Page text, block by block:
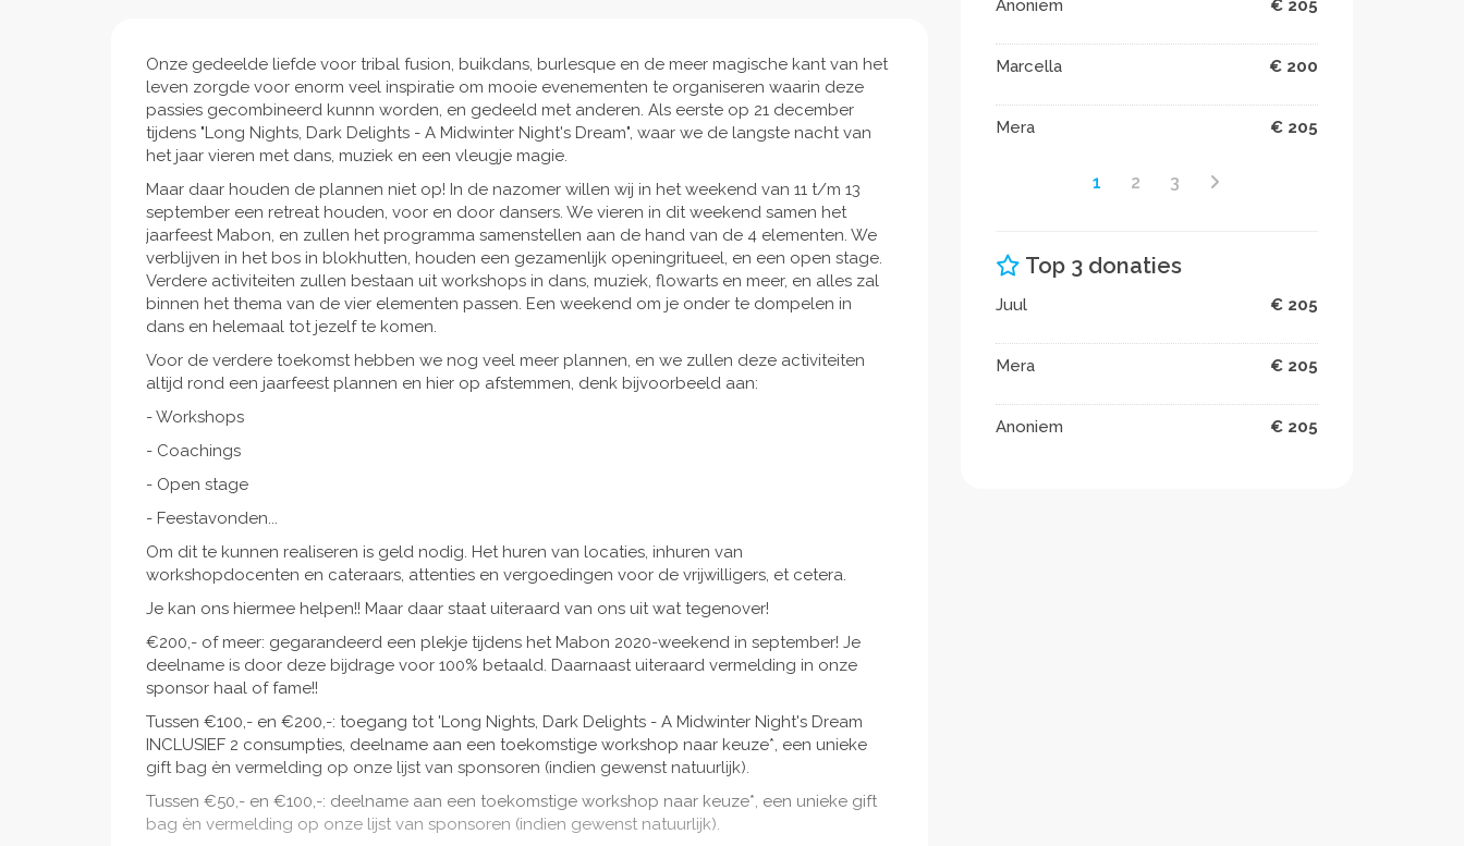
Onze gedeelde liefde voor tribal fusion, buikdans, burlesque en de meer magische kant van het
leven zorgde voor enorm veel inspiratie om mooie evenementen te organiseren waarin deze
passies gecombineerd kunnn worden, en gedeeld met anderen. Als eerste op 21 december
tijdens "Long Nights, Dark Delights - A Midwinter Night's Dream", waar we de langste nacht van
het jaar vieren met dans, muziek en een vleugje magie.
Maar daar houden de plannen niet op! In de nazomer willen wij in het weekend van 11 t/m 13
september een retreat houden, voor en door dansers. We vieren in dit weekend samen het
jaarfeest Mabon, en zullen het programma samenstellen aan de hand van de 4 elementen. We
verblijven in het bos in blokhutten, houden een gezamenlijk openingritueel, en een open stage.
Verdere activiteiten zullen bestaan uit workshops in dans, muziek, flowarts en meer, en alles zal
binnen het thema van de vier elementen passen. Een weekend om je onder te dompelen in
dans en helemaal tot jezelf te komen.
Voor de verdere toekomst hebben we nog veel meer plannen, en we zullen deze activiteiten
altijd rond een jaarfeest plannen en hier op afstemmen, denk bijvoorbeeld aan:
- Workshops
- Coachings
- Open stage
- Feestavonden...
Om dit te kunnen realiseren is geld nodig. Het huren van locaties, inhuren van
workshopdocenten en cateraars, attenties en vergoedingen voor de vrijwilligers, et cetera.
Je kan ons hiermee helpen!! Maar daar staat uiteraard van ons uit wat tegenover!
€200,- of meer: gegarandeerd een plekje tijdens het Mabon 2020-weekend in september! Je
deelname is door deze bijdrage voor 100% betaald. Daarnaast uiteraard vermelding in onze
sponsor haal of fame!!
Tussen €100,- en €200,-: toegang tot 'Long Nights, Dark Delights - A Midwinter Night's Dream
INCLUSIEF 2 consumpties, deelname aan een toekomstige workshop naar keuze*, een unieke
gift bag èn vermelding op onze lijst van sponsoren (indien gewenst natuurlijk).
Tussen €50,- en €100,-: deelname aan een toekomstige workshop naar keuze*, een unieke gift
bag èn vermelding op onze lijst van sponsoren (indien gewenst natuurlijk).
Anoniem € 205
Marcella € 200
Mera € 205
1 2 3
Top 3 donaties
Juul € 205
Mera € 205
Anoniem € 205